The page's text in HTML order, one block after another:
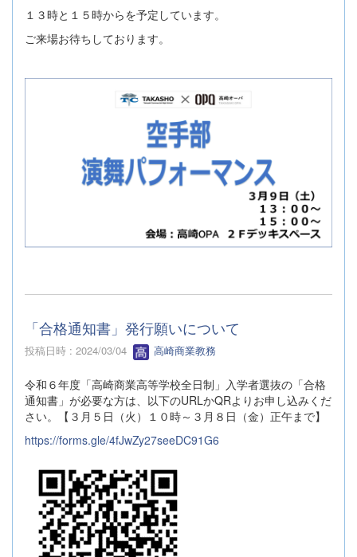
１３時と１５時からを予定しています。
ご来場お待ちしております。
「合格通知書」発行願いについて
投稿日時 : 2024/03/04 高崎商業教務
令和６年度「高崎商業高等学校全日制」入学者選抜の「合格
通知書」が必要な方は、以下のURLかQRよりお申し込みくだ
さい。【３月５日（火）１０時～３月８日（金）正午まで】
https://forms.gle/4fJwZy27seeDC91G6